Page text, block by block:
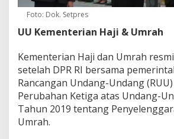
Foto: Dok. Setpres
UU Kementerian Haji & Umrah
Kementerian Haji dan Umrah
setelah DPR RI bersama
Rancangan Undang-Undang
Perubahan Ketiga atas Undang-
Tahun 2019 tentang
Umrah.